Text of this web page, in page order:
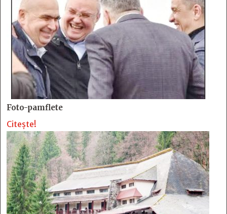
Foto-pamflete
Citește!